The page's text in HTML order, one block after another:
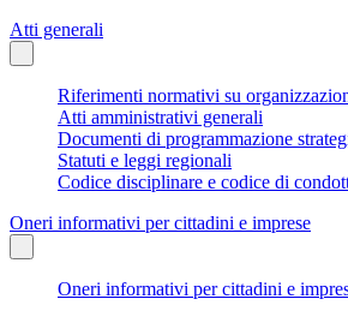
Atti generali
Riferimenti normativi su
Atti amministrativi generali
Documenti di programmazione
Statuti e leggi regionali
Codice disciplinare e codice di
Oneri informativi per cittadini e imprese
Oneri informativi per cittadini e